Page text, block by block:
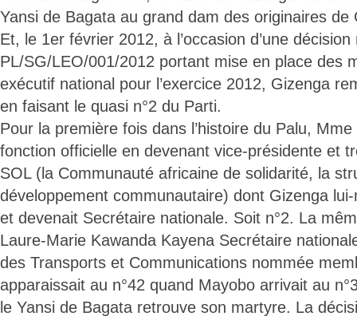
Yansi de Bagata au grand dam des originaires de
Et, le 1er février 2012, à l’occasion d’une décision
PL/SG/LEO/001/2012 portant mise en place des
exécutif national pour l’exercice 2012, Gizenga
en faisant le quasi n°2 du Parti.
Pour la première fois dans l’histoire du Palu,
fonction officielle en devenant vice-présidente et
SOL (la Communauté africaine de solidarité, la
développement communautaire) dont Gizenga
et devenait Secrétaire nationale. Soit n°2. La
Laure-Marie Kawanda Kayena Secrétaire
des Transports et Communications nommée
apparaissait au n°42 quand Mayobo arrivait au
le Yansi de Bagata retrouve son martyre. La